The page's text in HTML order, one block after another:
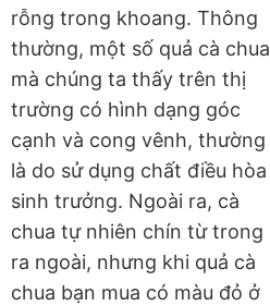
rỗng trong khoang. Thông
thường, một số quả cà chua
mà chúng ta thấy trên thị
trường có hình dạng góc
cạnh và cong vênh, thường
là do sử dụng chất điều hòa
sinh trưởng. Ngoài ra, cà
chua tự nhiên chín từ trong
ra ngoài, nhưng khi quả cà
chua bạn mua có màu đỏ ở